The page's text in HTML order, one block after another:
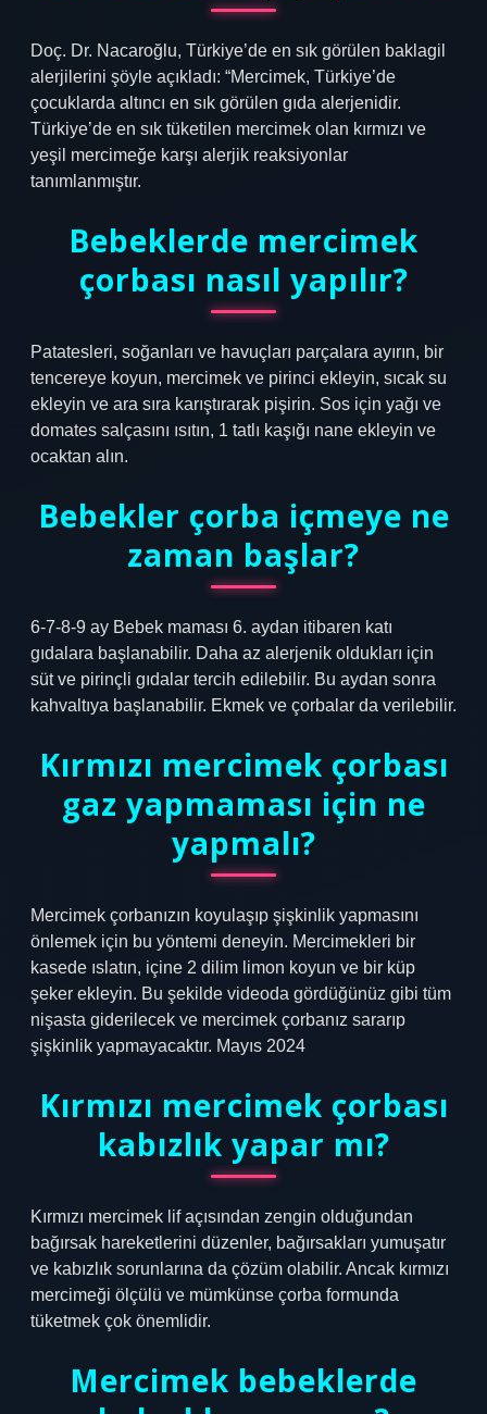
Doç. Dr. Nacaroğlu, Türkiye’de en sık görülen baklagil
alerjilerini şöyle açıkladı: “Mercimek, Türkiye’de
çocuklarda altıncı en sık görülen gıda alerjenidir.
Türkiye’de en sık tüketilen mercimek olan kırmızı ve
yeşil mercimeğe karşı alerjik reaksiyonlar
tanımlanmıştır.
Bebeklerde mercimek
çorbası nasıl yapılır?
Patatesleri, soğanları ve havuçları parçalara ayırın, bir
tencereye koyun, mercimek ve pirinci ekleyin, sıcak su
ekleyin ve ara sıra karıştırarak pişirin. Sos için yağı ve
domates salçasını ısıtın, 1 tatlı kaşığı nane ekleyin ve
ocaktan alın.
Bebekler çorba içmeye ne
zaman başlar?
6-7-8-9 ay Bebek maması 6. aydan itibaren katı
gıdalara başlanabilir. Daha az alerjenik oldukları için
süt ve pirinçli gıdalar tercih edilebilir. Bu aydan sonra
kahvaltıya başlanabilir. Ekmek ve çorbalar da verilebilir.
Kırmızı mercimek çorbası
gaz yapmaması için ne
yapmalı?
Mercimek çorbanızın koyulaşıp şişkinlik yapmasını
önlemek için bu yöntemi deneyin. Mercimekleri bir
kasede ıslatın, içine 2 dilim limon koyun ve bir küp
şeker ekleyin. Bu şekilde videoda gördüğünüz gibi tüm
nişasta giderilecek ve mercimek çorbanız sararıp
şişkinlik yapmayacaktır. Mayıs 2024
Kırmızı mercimek çorbası
kabızlık yapar mı?
Kırmızı mercimek lif açısından zengin olduğundan
bağırsak hareketlerini düzenler, bağırsakları yumuşatır
ve kabızlık sorunlarına da çözüm olabilir. Ancak kırmızı
mercimeği ölçülü ve mümkünse çorba formunda
tüketmek çok önemlidir.
Mercimek bebeklerde